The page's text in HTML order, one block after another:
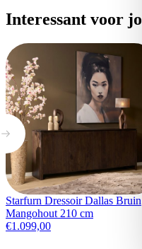
Interessant voor
Starfurn Dressoir Dallas Bruin
Mangohout 210 cm
€1.099,00